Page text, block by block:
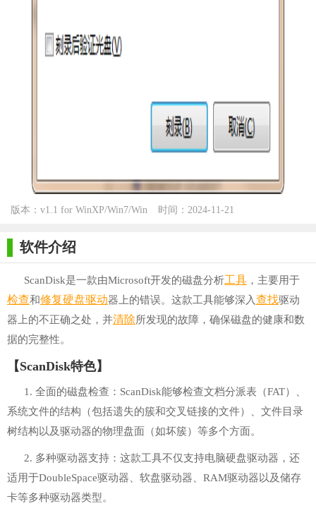
版本：v1.1 for WinXP/Win7/Win
时间：2024-11-21
软件介绍
ScanDisk是一款由Microsoft开发的磁盘分析工具 ，主要用于
检查和修复硬盘驱动器上的错误。这款工具能够深入查找驱动
器上的不正确之处，并清除所发现的故障，确保磁盘的健康和数
据的完整性。
【ScanDisk特色】
1. 全面的磁盘检查：ScanDisk能够检查文档分派表（FAT）、
系统文件的结构（包括遗失的簇和交叉链接的文件）、文件目录
树结构以及驱动器的物理盘面（如坏簇）等多个方面。
2. 多种驱动器支持：这款工具不仅支持电脑硬盘驱动器，还
适用于DoubleSpace驱动器、软盘驱动器、RAM驱动器以及储存
卡等多种驱动器类型。